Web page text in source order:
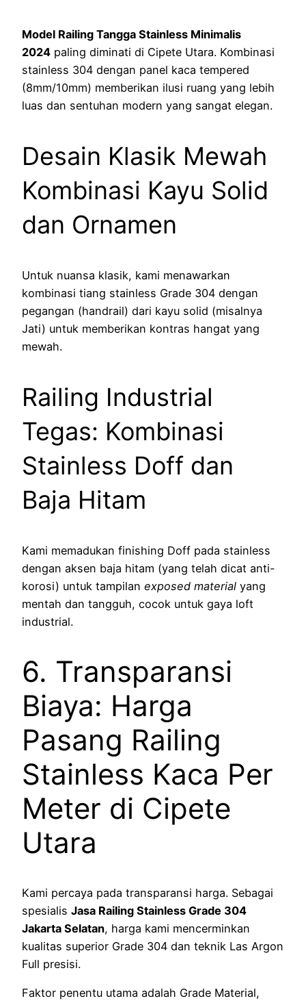
Model Railing Tangga Stainless Minimalis
2024 paling diminati di Cipete Utara. Kombinasi
stainless 304 dengan panel kaca tempered
(8mm/10mm) memberikan ilusi ruang yang lebih
luas dan sentuhan modern yang sangat elegan.
Desain Klasik Mewah
Kombinasi Kayu Solid
dan Ornamen
Untuk nuansa klasik, kami menawarkan
kombinasi tiang stainless Grade 304 dengan
pegangan (handrail) dari kayu solid (misalnya
Jati) untuk memberikan kontras hangat yang
mewah.
Railing Industrial
Tegas: Kombinasi
Stainless Doff dan
Baja Hitam
Kami memadukan finishing Doff pada stainless
dengan aksen baja hitam (yang telah dicat anti-
korosi) untuk tampilan exposed material yang
mentah dan tangguh, cocok untuk gaya loft
industrial.
6. Transparansi
Biaya: Harga
Pasang Railing
Stainless Kaca Per
Meter di Cipete
Utara
Kami percaya pada transparansi harga. Sebagai
spesialis Jasa Railing Stainless Grade 304
Jakarta Selatan, harga kami mencerminkan
kualitas superior Grade 304 dan teknik Las Argon
Full presisi.
Faktor penentu utama adalah Grade Material,